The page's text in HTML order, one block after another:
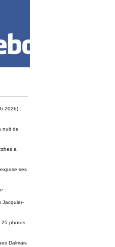
2026) :
nuit de
a
ses
:
Jacquier-
25 photos
Dalmais